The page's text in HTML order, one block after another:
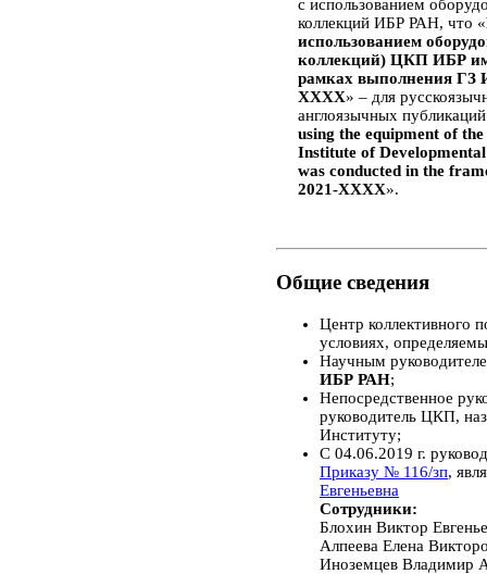
с использованием
коллекций ИБР РАН, что «
использованием
коллекций) ЦКП ИБР
рамках выполнения
ХХХХ» – для
англоязычных
using the equipment of
Institute of
was conducted in the
2021-XXXX».
Общие сведения
Центр коллективного
условиях,
Научным
ИБР РАН;
Непосредственное
руководитель ЦКП,
Институту;
С 04.06.2019 г.
Приказу № 116/зп,
Евгеньевна
Сотрудники:
Блохин Виктор
Алпеева Елена
Иноземцев Владимир